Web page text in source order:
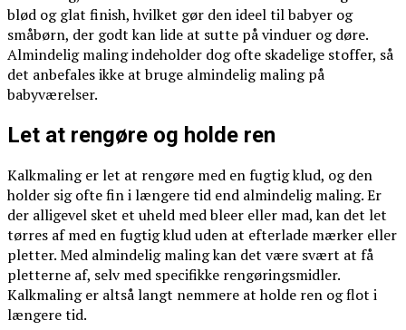
blød og glat finish, hvilket gør den ideel til babyer og
småbørn, der godt kan lide at sutte på vinduer og døre.
Almindelig maling indeholder dog ofte skadelige stoffer, så
det anbefales ikke at bruge almindelig maling på
babyværelser.
Let at rengøre og holde ren
Kalkmaling er let at rengøre med en fugtig klud, og den
holder sig ofte fin i længere tid end almindelig maling. Er
der alligevel sket et uheld med bleer eller mad, kan det let
tørres af med en fugtig klud uden at efterlade mærker eller
pletter. Med almindelig maling kan det være svært at få
pletterne af, selv med specifikke rengøringsmidler.
Kalkmaling er altså langt nemmere at holde ren og flot i
længere tid.